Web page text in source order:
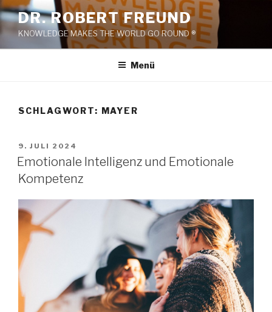
Zum
Inhalt
springen
DR. ROBERT FREUND
KNOWLEDGE MAKES THE WORLD GO ROUND ®
Menü
SCHLAGWORT: MAYER
VERÖFFENTLICHT
AM
9. JULI 2024
Emotionale Intelligenz und Emotionale
Kompetenz